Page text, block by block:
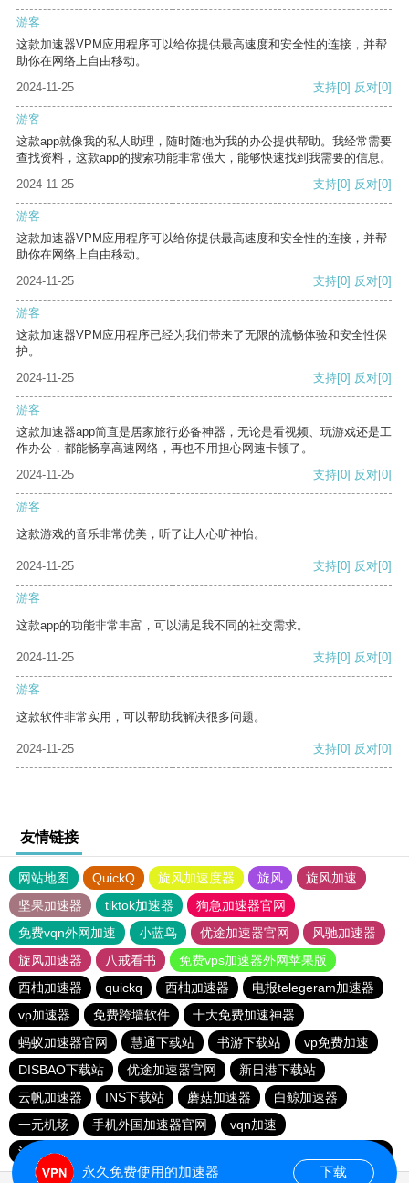
游客
这款加速器VPM应用程序可以给你提供最高速度和安全性的连接，并帮
助你在网络上自由移动。
2024-11-25
支持[0] 反对[0]
游客
这款app就像我的私人助理，随时随地为我的办公提供帮助。我经常需要
查找资料，这款app的搜索功能非常强大，能够快速找到我需要的信息。
2024-11-25
支持[0] 反对[0]
游客
这款加速器VPM应用程序可以给你提供最高速度和安全性的连接，并帮
助你在网络上自由移动。
2024-11-25
支持[0] 反对[0]
游客
这款加速器VPM应用程序已经为我们带来了无限的流畅体验和安全性保
护。
2024-11-25
支持[0] 反对[0]
游客
这款加速器app简直是居家旅行必备神器，无论是看视频、玩游戏还是工
作办公，都能畅享高速网络，再也不用担心网速卡顿了。
2024-11-25
支持[0] 反对[0]
游客
这款游戏的音乐非常优美，听了让人心旷神怡。
2024-11-25 支持[0] 反对[0]
游客
这款app的功能非常丰富，可以满足我不同的社交需求。
2024-11-25 支持[0] 反对[0]
游客
这款软件非常实用，可以帮助我解决很多问题。
2024-11-25 支持[0] 反对[0]
友情链接
网站地图 QuickQ 旋风加速度器 旋风
旋风加速
坚果加速器
tiktok加速器
狗急加速器官网
免费vqn外网加速
小蓝鸟 优途加速器官网
风驰加速器
旋风加速器
八戒看书
免费vps加速器外网苹果版
西柚加速器
quickq 西柚加速器
电报telegeram加速器
vp加速器
免费跨墙软件
十大免费加速神器
蚂蚁加速器官网
慧通下载站 书游下载站
vp免费加速
DISBAO下载站
优途加速器官网
新日港下载站
云帆加速器
INS下载站 蘑菇加速器
白鲸加速器
一元机场
手机外国加速器官网
vqn加速
油管加速器永久免费版
永久免费使用的加速器 下载